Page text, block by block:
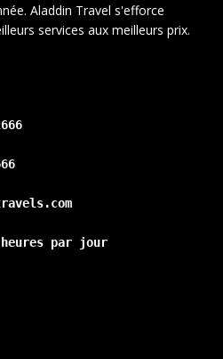
Aladdin Travel s'efforce
services aux meilleurs prix.
par jour